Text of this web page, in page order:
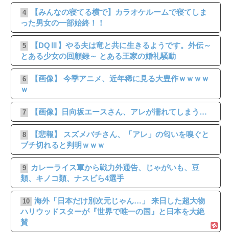
4
【みんなの寝てる横で】カラオケルームで寝てしま
った男女の一部始終！！
5
【DQⅢ】やる夫は竜と共に生きるようです。外伝～
とある少女の回顧録～ とある王家の婚礼騒動
6
【画像】 今季アニメ、近年稀に見る大豊作ｗｗｗｗ
ｗ
7 【画像】日向坂エースさん、アレが濡れてしまう…
8
【悲報】 スズメバチさん、「アレ」の匂いを嗅ぐと
ブチ切れると判明ｗｗｗ
9
カレーライス軍から戦力外通告、じゃがいも、豆
類、キノコ類、ナスビら4選手
10 海外「日本だけ別次元じゃん…」 来日した超大物
ハリウッドスターが『世界で唯一の国』と日本を大絶
賛